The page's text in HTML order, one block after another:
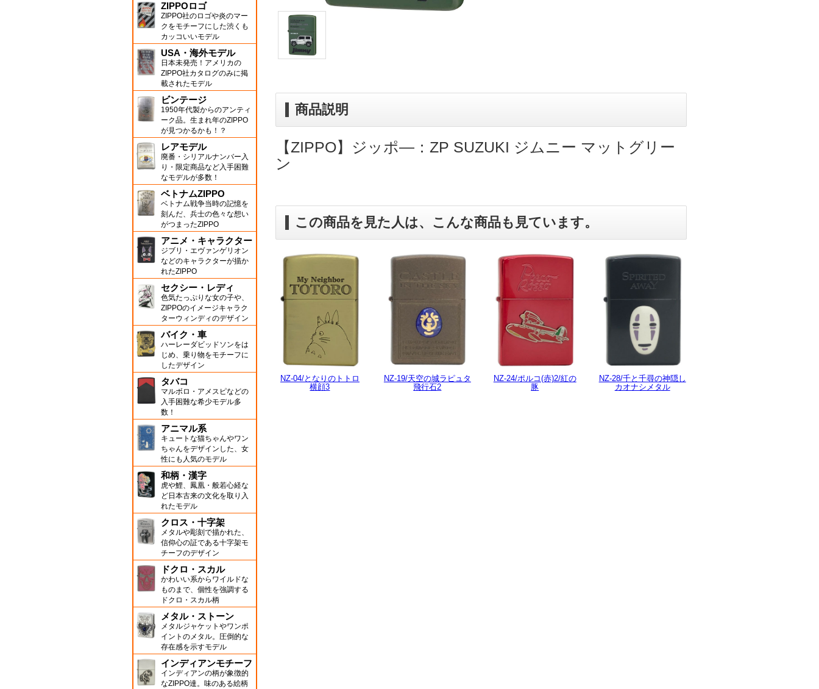
商品説明
【ZIPPO】ジッポ―：ZP SUZUKI ジムニー マットグリー
ン
この商品を見た人は、こんな商品も見ています。
NZ-04/となりのトトロ
横顔3
NZ-19/天空の城ラピュタ
飛行石2
NZ-24/ポルコ(赤)2/紅の
豚
NZ-28/千と千尋の神隠し
カオナシメタル
ZIPPOロゴ
ZIPPO社のロゴや炎のマー
クをモチーフにした渋くも
カッコいいモデル
USA・海外モデル
日本未発売！アメリカの
ZIPPO社カタログのみに掲
載されたモデル
ビンテージ
1950年代製からのアンティ
ーク品。生まれ年のZIPPO
が見つかるかも！？
レアモデル
廃番・シリアルナンバー入
り・限定商品など入手困難
なモデルが多数！
ベトナムZIPPO
ベトナム戦争当時の記憶を
刻んだ、兵士の色々な想い
がつまったZIPPO
アニメ・キャラクター
ジブリ・エヴァンゲリオン
などのキャラクターが描か
れたZIPPO
セクシー・レディ
色気たっぷりな女の子や、
ZIPPOのイメージキャラク
ターウィンディのデザイン
バイク・車
ハーレーダビッドソンをは
じめ、乗り物をモチーフに
したデザイン
タバコ
マルボロ・アメスピなどの
入手困難な希少モデル多
数！
アニマル系
キュートな猫ちゃんやワン
ちゃんをデザインした、女
性にも人気のモデル
和柄・漢字
虎や鯉、鳳凰・般若心経な
ど日本古来の文化を取り入
れたモデル
クロス・十字架
メタルや彫刻で描かれた、
信仰心の証である十字架モ
チーフのデザイン
ドクロ・スカル
かわいい系からワイルドな
ものまで、個性を強調する
ドクロ・スカル柄
メタル・ストーン
メタルジャケットやワンポ
イントのメタル。圧倒的な
存在感を示すモデル
インディアンモチーフ
インディアンの柄が象徴的
なZIPPO達。味のある絵柄